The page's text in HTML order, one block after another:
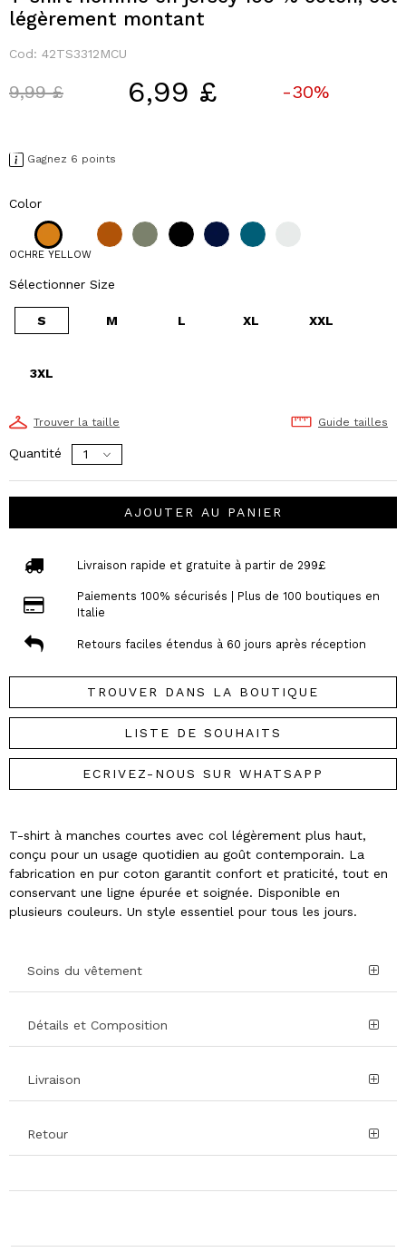
légèrement montant
Cod: 42TS3312MCU
Price reduced from
9,99 £to 6,99 £ -30%
Gagnez 6 points
Color
OCHRE YELLOW
Sélectionner Size
S M L XL XXL
3XL
Trouver la taille Guide tailles
Quantité
AJOUTER AU PANIER
Livraison rapide et gratuite à partir de 299£
Paiements 100% sécurisés | Plus de 100 boutiques en
Italie
Retours faciles étendus à 60 jours après réception
TROUVER DANS LA BOUTIQUE
LISTE DE SOUHAITS
ECRIVEZ-NOUS SUR WHATSAPP
T-shirt à manches courtes avec col légèrement plus haut,
conçu pour un usage quotidien au goût contemporain. La
fabrication en pur coton garantit confort et praticité, tout en
conservant une ligne épurée et soignée. Disponible en
plusieurs couleurs. Un style essentiel pour tous les jours.
Soins du vêtement
Détails et Composition
Livraison
Retour